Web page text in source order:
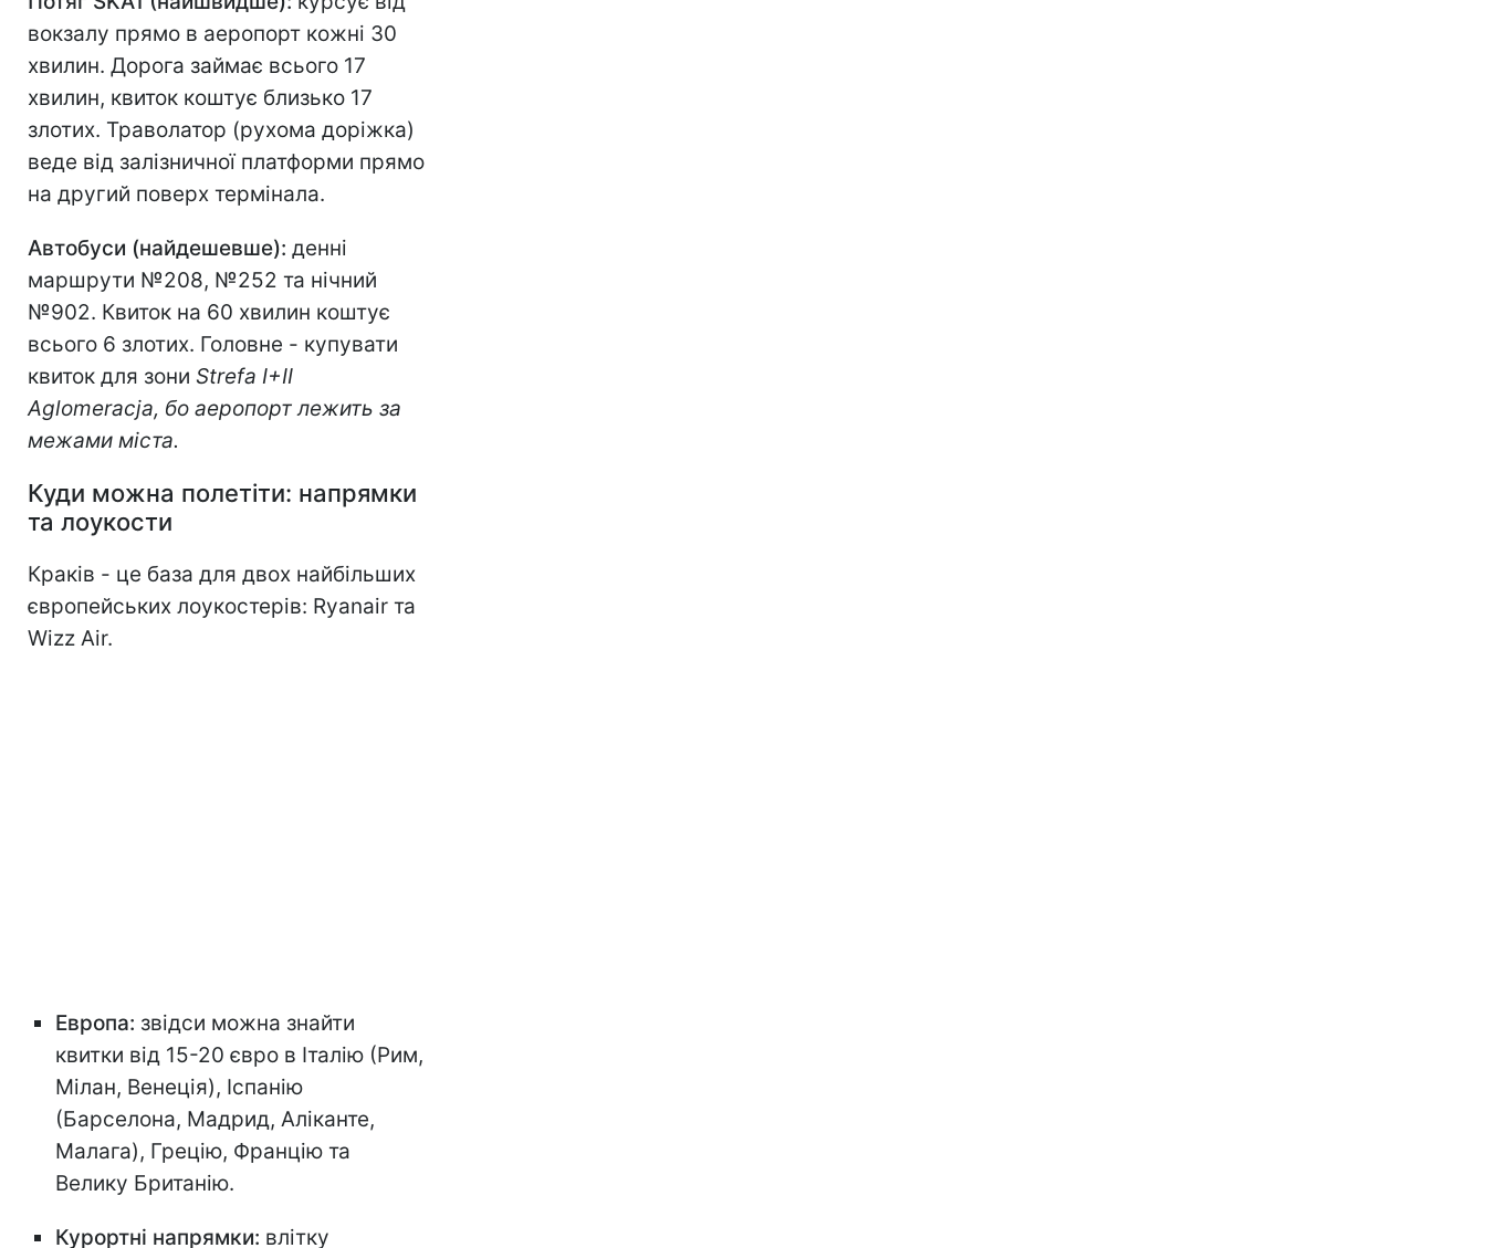
вокзалу прямо в аеропорт кожні 30
хвилин. Дорога займає всього 17
хвилин, квиток коштує близько 17
злотих. Траволатор (рухома доріжка)
веде від залізничної платформи прямо
на другий поверх термінала.
Автобуси (найдешевше): денні
маршрути №208, №252 та нічний
№902. Квиток на 60 хвилин коштує
всього 6 злотих. Головне - купувати
квиток для зони Strefa I+II
Aglomeracja, бо аеропорт лежить за
межами міста.
Куди можна полетіти: напрямки
та лоукости
Краків - це база для двох найбільших
європейських лоукостерів: Ryanair та
Wizz Air.
Европа: звідси можна знайти
квитки від 15-20 євро в Італію (Рим,
Мілан, Венеція), Іспанію
(Барселона, Мадрид, Аліканте,
Малага), Грецію, Францію та
Велику Британію.
Курортні напрямки: влітку